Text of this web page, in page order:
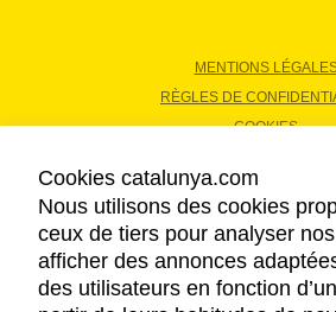
MENTIONS
RÈGLES DE
COOKIES
Copyright © 2026. Tourisme de la Catalogne.
Cookies catalunya.com
Nous utilisons des cookies
ceux de tiers pour analyser
afficher des annonces
des utilisateurs en fonction